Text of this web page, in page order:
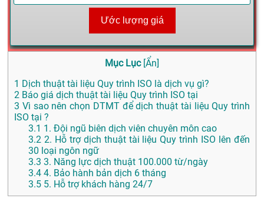
Ước lượng giá
Mục Lục [Ẩn]
1 Dịch thuật tài liệu Quy trình ISO là dịch vụ gì?
2 Báo giá dịch thuật tài liệu Quy trình ISO tại
3 Vì sao nên chọn DTMT để dịch thuật tài liệu Quy trình
ISO tại ?
3.1 1. Đội ngũ biên dịch viên chuyên môn cao
3.2 2. Hỗ trợ dịch thuật tài liệu Quy trình ISO lên đến
30 loại ngôn ngữ
3.3 3. Năng lực dịch thuật 100.000 từ/ngày
3.4 4. Bảo hành bản dịch 6 tháng
3.5 5. Hỗ trợ khách hàng 24/7